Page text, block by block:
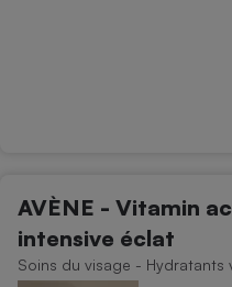
AVÈNE - Vitamin
intensive éclat
Soins du visage - Hydratants